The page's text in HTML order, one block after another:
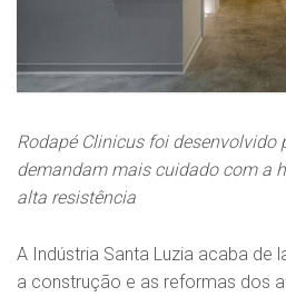
Rodapé Clinicus foi desenvolvido
demandam mais cuidado com a
alta resistência
A Indústria Santa Luzia acaba de
a construção e as reformas dos